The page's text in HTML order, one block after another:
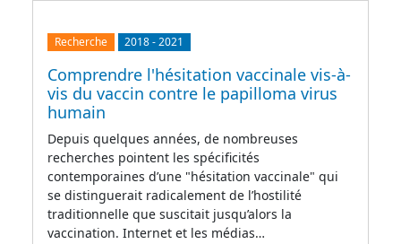
Recherche 2018-2021
Comprendre l'hésitation vaccinale vis-à-
vis du vaccin contre le papilloma virus
humain
Depuis quelques années, de nombreuses
recherches pointent les spécificités
contemporaines d’une "hésitation vaccinale" qui
se distinguerait radicalement de l’hostilité
traditionnelle que suscitait jusqu’alors la
vaccination. Internet et les médias…